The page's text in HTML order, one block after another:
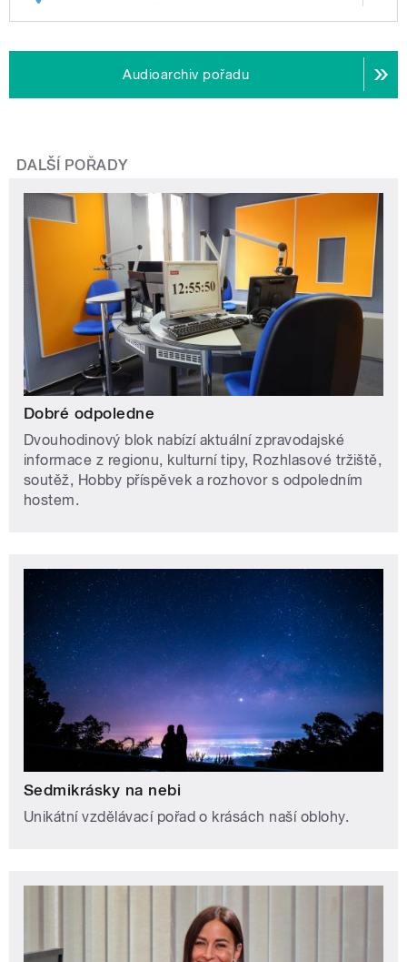
Audioarchiv pořadu
DALŠÍ POŘADY
Dobré odpoledne
Dvouhodinový blok nabízí aktuální zpravodajské
informace z regionu, kulturní tipy, Rozhlasové tržiště,
soutěž, Hobby příspěvek a rozhovor s odpoledním
hostem.
Sedmikrásky na nebi
Unikátní vzdělávací pořad o krásách naší oblohy.